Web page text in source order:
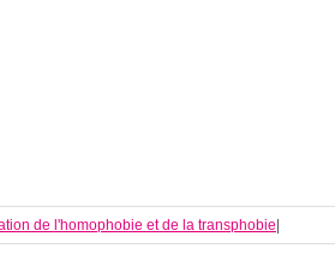
de l'homophobie et de la transphobie|